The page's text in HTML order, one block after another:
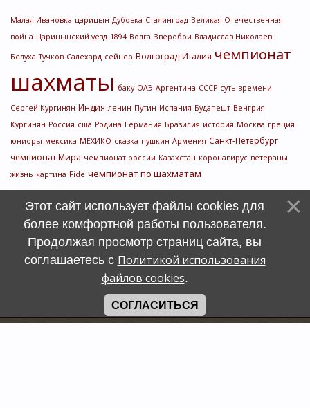
Малая Ивановка царицын Дубовка Сталинград Великая Отечественная
война Царицынский уезд 1894 Волга Зверобои Владислав Николаев
Белуха Тучков Салехард сейнер Волгоград Италия чемпионат
шахматы баку ОАЭ Аргентина СССР суть времени
Сергей Кургинян Индия ленин Путин Испания Будапешт Венгрия
Кургинян Россия сша Родина Германия Бразилия история Москва греция
юниоры мексика МЕХИКО сказка пушкин Армения Санкт-Петербург
чемпионат Мира чемпионат россии Казахстан коронавирус ветераны
жизнь картина Fide чемпионат по шахматам
Этот сайт использует файлы cookies для
более комфортной работы пользователя.
Продолжая просмотр страниц сайта, вы
соглашаетесь с Политикой использования
файлов cookies.
СОГЛАСИТЬСЯ